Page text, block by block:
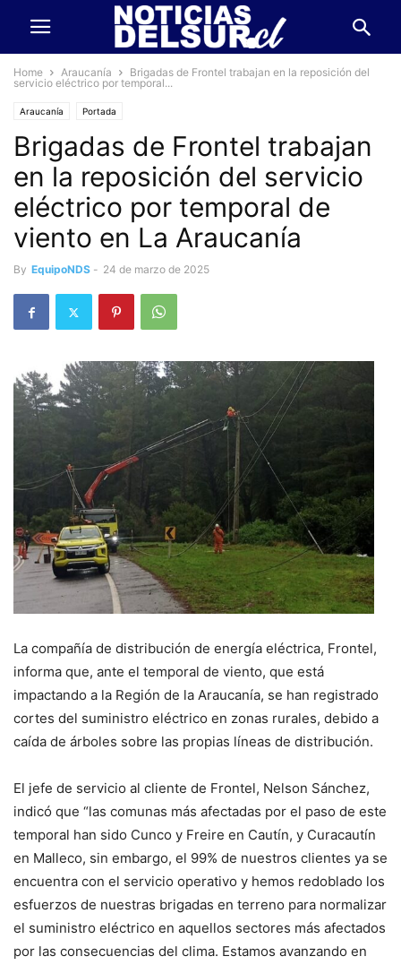
Home Araucanía
Brigadas de Frontel trabajan en la reposición del
servicio eléctrico por temporal...
Araucanía Portada
Brigadas de Frontel trabajan
en la reposición del servicio
eléctrico por temporal de
viento en La Araucanía
By EquipoNDS - 24 de marzo de 2025
La compañía de distribución de energía eléctrica, Frontel,
informa que, ante el temporal de viento, que está
impactando a la Región de la Araucanía, se han registrado
cortes del suministro eléctrico en zonas rurales, debido a
caída de árboles sobre las propias líneas de distribución.
El jefe de servicio al cliente de Frontel, Nelson Sánchez,
indicó que “las comunas más afectadas por el paso de este
temporal han sido Cunco y Freire en Cautín, y Curacautín
en Malleco, sin embargo, el 99% de nuestros clientes ya se
encuentra con el servicio operativo y hemos redoblado los
esfuerzos de nuestras brigadas en terreno para normalizar
el suministro eléctrico en aquellos sectores más afectados
por las consecuencias del clima. Estamos avanzando en